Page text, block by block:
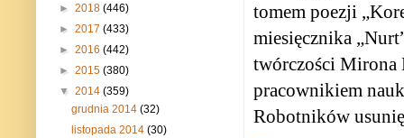
tomem poezji
miesięcznika
twórczości Mirona
pracownikiem
Robotników
► 2018 (446)
► 2017 (433)
► 2016 (442)
► 2015 (380)
▼ 2014 (359)
grudnia 2014(32)
listopada 2014(30)